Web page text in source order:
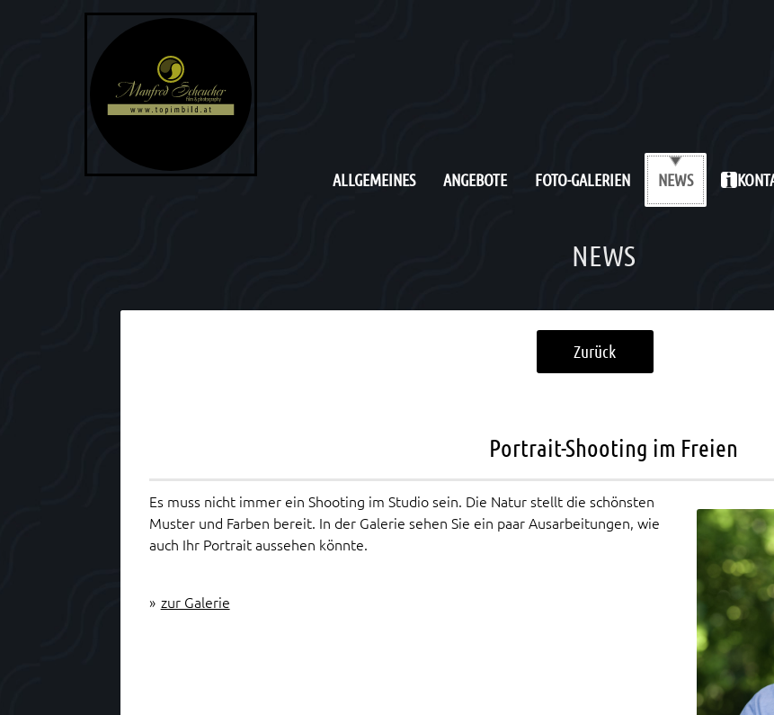
ALLGEMEINES ANGEBOTE FOTO-GALERIEN NEWS
NEWS
Zurück
Portrait-Shooting im Freien
Es muss nicht immer ein Shooting im Studio sein. Die Natur stellt die schönsten
Muster und Farben bereit. In der Galerie sehen Sie ein paar Ausarbeitungen, wie
auch Ihr Portrait aussehen könnte.
» zur Galerie